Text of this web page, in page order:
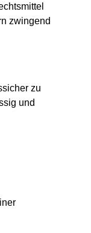
zwingend
zu
und